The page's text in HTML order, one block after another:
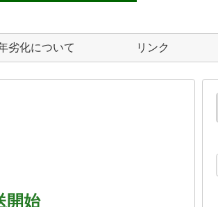
劣化について リンク
開始